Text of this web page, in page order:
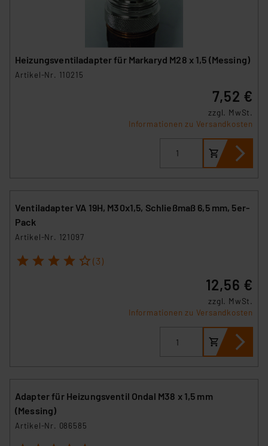
Heizungsventiladapter für Markaryd M28 x 1,5 (Messing)
Artikel-Nr. 110215
7,52 €
zzgl. MwSt.
Informationen zu Versandkosten
Ventiladapter VA 19H, M30x1,5, Schließmaß 6,5 mm, 5er-
Pack
Artikel-Nr. 121097
1 2 3 4 5 (3)
12,56 €
zzgl. MwSt.
Informationen zu Versandkosten
Adapter für Heizungsventil Ondal M38 x 1,5 mm
(Messing)
Artikel-Nr. 086585